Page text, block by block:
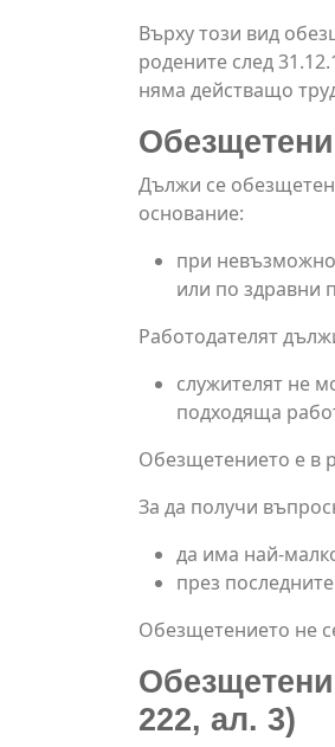
Върху този вид
родените след
няма действащо
Дължи се
основание:
при
или по здравни
Работодателят
служителят не
подходяща
Обезщетението е в
За да получи
да има най-
през
Обезщетението не
222, ал. 3)